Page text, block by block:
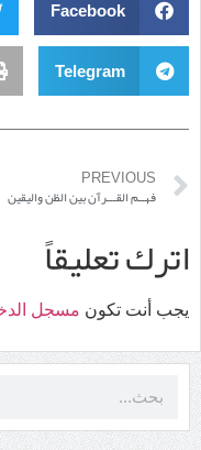
Facebook
Telegram
PREVIOUS
فهــم القـــرآن بين الظن واليقين
اترك تعليقاً
يجب أنت تكون مسجل